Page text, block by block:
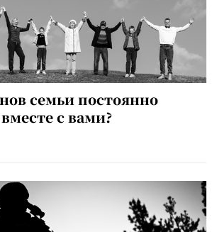
семьи постоянно
с вами?